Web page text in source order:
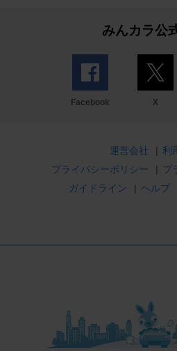
みんカラ公
Facebook X
運営会社 | 利
プライバシーポリシー
| プ
ガイドライン
| ヘルプ